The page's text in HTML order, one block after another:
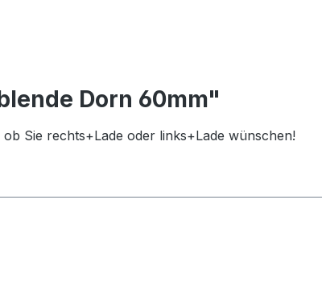
Dorn 60mm"
Sie rechts+Lade oder links+Lade wünschen!